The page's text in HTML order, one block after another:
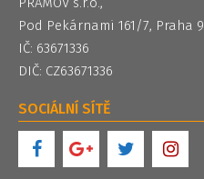
Pod Pekárnami 161/7, Praha 9
IČ: 63671336
DIČ: CZ63671336
SOCIÁLNÍ SÍTĚ